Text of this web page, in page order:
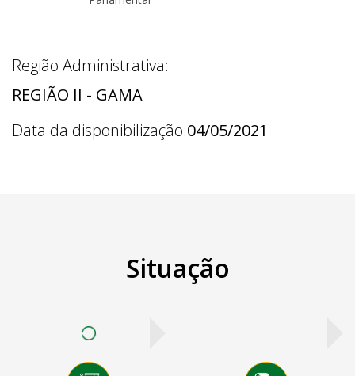
Região Administrativa:
REGIÃO II - GAMA
Data da disponibilização:04/05/2021
Situação